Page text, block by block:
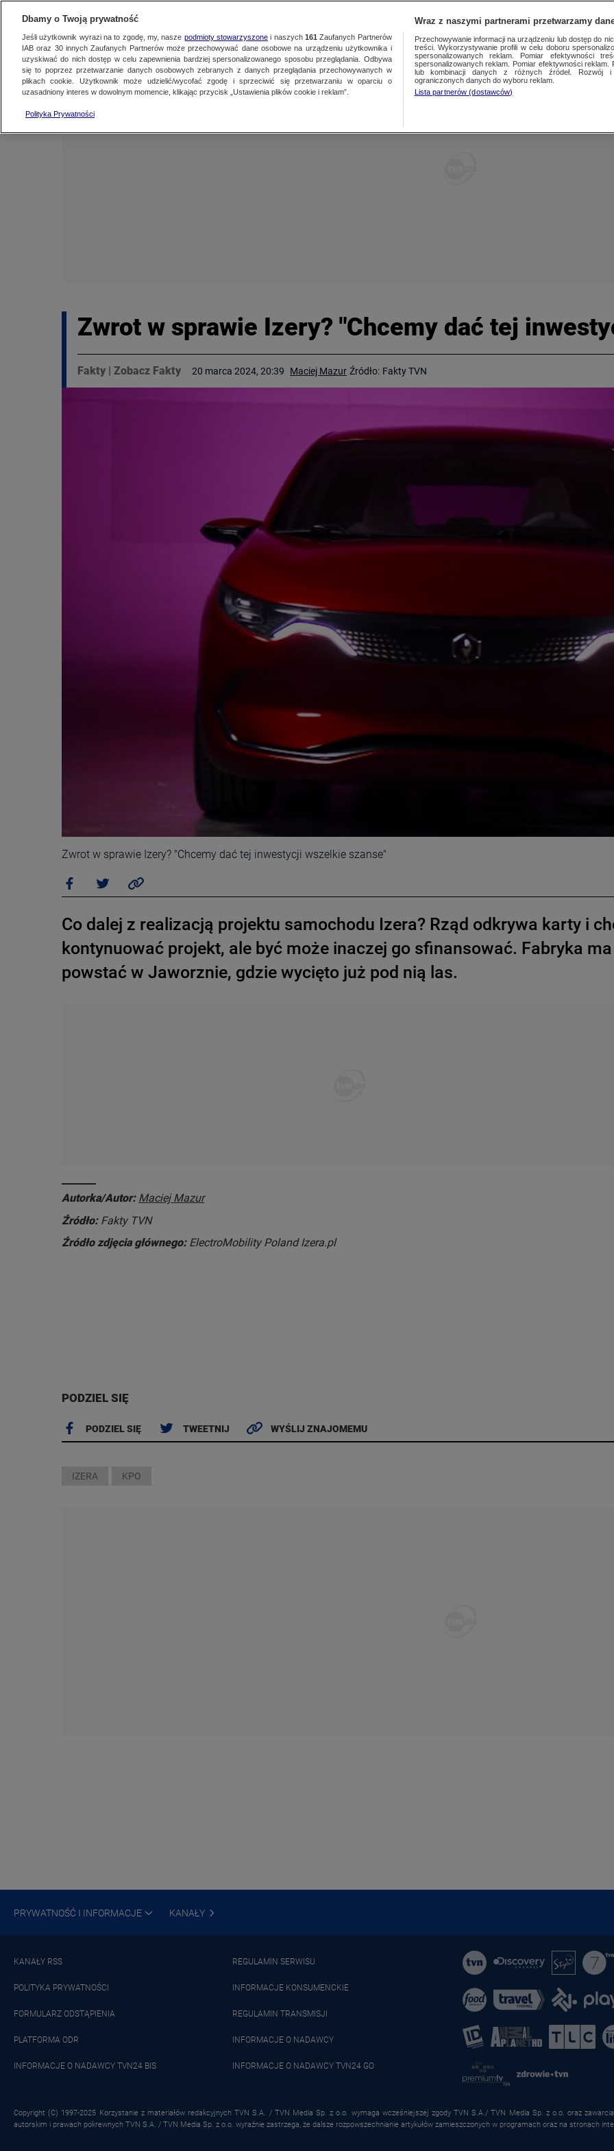
FAKTY PO FAKTACH FAKTY O ŚWIECIE
Zwrot w sprawie Izery? "Chcemy dać tej
Fakty | Zobacz Fakty 20 marca 2024, 20:39 Maciej Mazur Źródło: Fakty TVN
Zwrot w sprawie Izery? "Chcemy dać tej inwestycji wszelkie szanse"
Co dalej z realizacją projektu samochodu Izera? Rząd odkrywa karty i
kontynuować projekt, ale być może inaczej go sfinansować. Fabryka ma
powstać w Jaworznie, gdzie wycięto już pod nią las.
Autorka/Autor: Maciej Mazur
Źródło: Fakty TVN
Źródło zdjęcia głównego: ElectroMobility Poland Izera.pl
PODZIEL SIĘ
PODZIEL SIĘ TWEETNIJ WYŚLIJ ZNAJOMEMU
IZERA KPO
PRYWATNOŚĆ I INFORMACJE KANAŁY
KANAŁY RSS REGULAMIN SERWISU
POLITYKA PRYWATNOŚCI INFORMACJE KONSUMENCKIE
FORMULARZ ODSTĄPIENIA REGULAMIN TRANSMISJI
PLATFORMA ODR INFORMACJE O NADAWCY
INFORMACJE O NADAWCY TVN24 BIS INFORMACJE O NADAWCY TVN24 GO
Copyright (C) 1997-2025 Korzystanie z materiałów redakcyjnych TVN S.A. / TVN Media Sp. z o.o. wymaga wcześniejszej zgody TVN S.A./ TVN Media Sp. z o.o. oraz
autorskim i prawach pokrewnych TVN S.A. / TVN Media Sp. z o.o. wyraźnie zastrzega, że dalsze rozpowszechnianie artykułów zamieszczonych w programach oraz na stronach
Dbamy o Twoją prywatność
Jeśli użytkownik wyrazi na to zgodę, my, nasze podmioty stowarzyszonei naszych 161 Zaufanych Partnerów
IAB oraz 30innych Zaufanych Partnerów może przechowywać dane osobowe na urządzeniu użytkownika i
uzyskiwać do nich dostęp w celu zapewnienia bardziej spersonalizowanego sposobu przeglądania. Odbywa
się to poprzez przetwarzanie danych osobowych zebranych z danych przeglądania przechowywanych w
plikach cookie. Użytkownik może udzielić/wycofać zgodę i sprzeciwić się przetwarzaniu w oparciu o
uzasadniony interes w dowolnym momencie, klikając przycisk „Ustawienia plików cookie i reklam”.
Polityka Prywatności
Wraz z naszymi partnerami przetwarzamy
Przechowywanie informacji na urządzeniu lub dostęp do
treści. Wykorzystywanie profili w celu doboru
spersonalizowanych reklam. Pomiar efektywności
spersonalizowanych reklam. Pomiar efektywności
lub kombinacji danych z różnych źródeł. Rozwój i
ograniczonych danych do wyboru reklam.
Lista partnerów (dostawców)